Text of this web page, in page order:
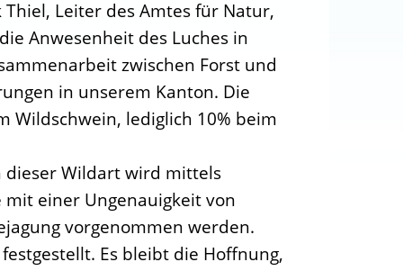
Leiter des Amtes für Natur,
Anwesenheit des Luches in
zwischen Forst und
in unserem Kanton. Die
Wildschwein, lediglich 10% beim
dieser Wildart wird mittels
mit einer Ungenauigkeit von
vorgenommen werden.
Es bleibt die Hoffnung,